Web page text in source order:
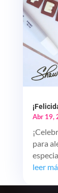
Abr 19,
para
leer